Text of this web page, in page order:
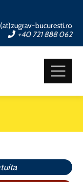
bucuresti.ro
+40 721 888 062